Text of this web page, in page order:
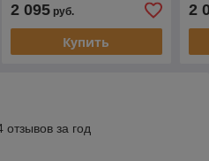
2 095руб.
Купить
2
за год